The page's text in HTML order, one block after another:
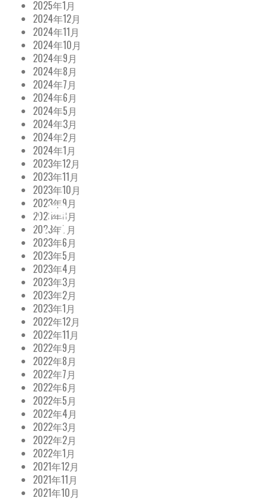
9月の催事情報
2025年1月
2024年12月
2024年11月
2024年10月
2024年9月
2024年8月
2024年7月
2024年6月
2024年5月
2024年3月
2024年2月
2024年1月
2023年12月
2023年11月
2023年10月
2023年9月
2023年8月
2023年7月
2023年6月
2023年5月
2023年4月
2023年3月
2023年2月
2023年1月
2022年12月
2022年11月
2022年9月
2022年8月
2022年7月
2022年6月
2022年5月
2022年4月
2022年3月
2022年2月
2022年1月
2021年12月
2021年11月
2021年10月